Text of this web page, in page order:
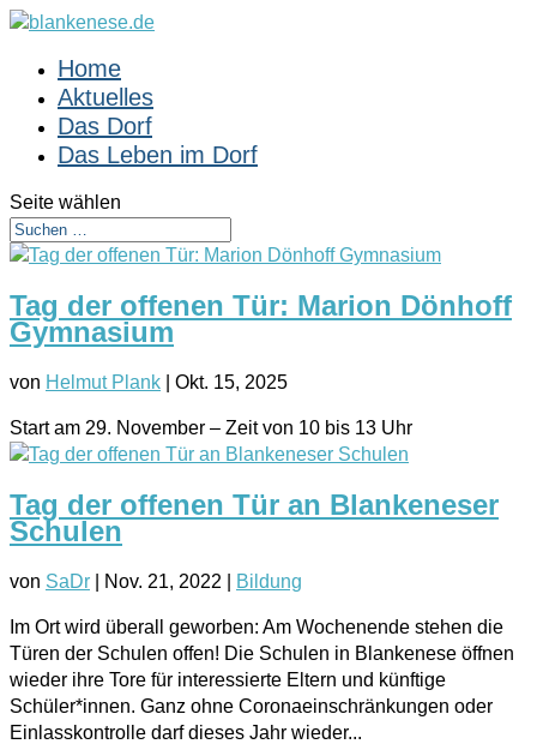
Home
Aktuelles
Das Dorf
Das Leben im Dorf
Seite wählen
Tag der offenen Tür: Marion Dönhoff
Gymnasium
von Helmut Plank Okt. 15, 2025
Start am 29. November – Zeit von 10 bis 13 Uhr
Tag der offenen Tür an Blankeneser
Schulen
von SaDr Nov. 21, 2022 Bildung
Im Ort wird überall geworben: Am Wochenende stehen die
Türen der Schulen offen! Die Schulen in Blankenese öffnen
wieder ihre Tore für interessierte Eltern und künftige
Schüler*innen. Ganz ohne Coronaeinschränkungen oder
Einlasskontrolle darf dieses Jahr wieder...